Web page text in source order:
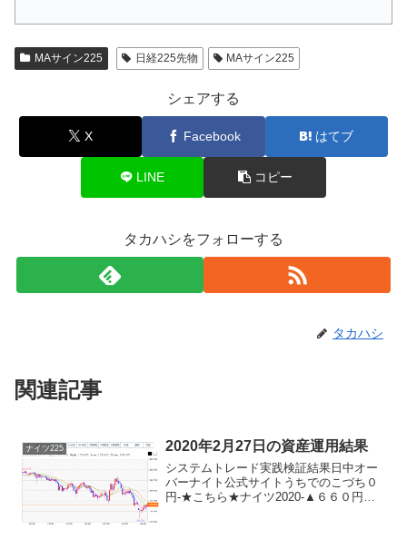
MAサイン225 日経225先物 MAサイン225
シェアする
X Facebook はてブ
LINE コピー
タカハシをフォローする
タカハシ
関連記事
ナイツ225 2020年2月27日の資産運用結果
システムトレード実践検証結果日中オー
バーナイト公式サイトうちでのこづち０
円-★こちら★ナイツ2020-▲６６０円★